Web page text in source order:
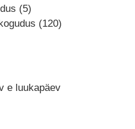
(5)
(120)
e luukapäev